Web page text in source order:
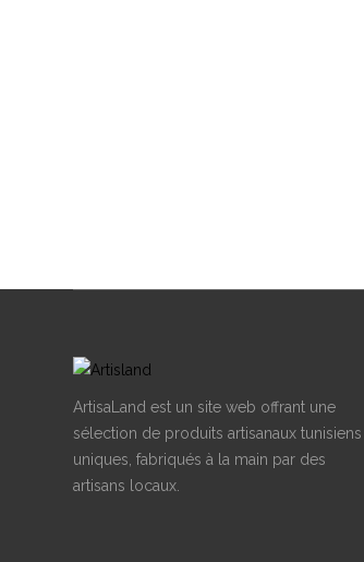
ArtisaLand est un site web offrant une
sélection de produits artisanaux tunisiens
uniques, fabriqués à la main par des
artisans locaux.